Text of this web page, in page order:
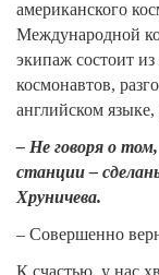
американского
Международной
экипаж состоит
космонавтов,
английском
– Не говоря о
станции –
Хруничева.
– Совершенно
К счастью, у нас